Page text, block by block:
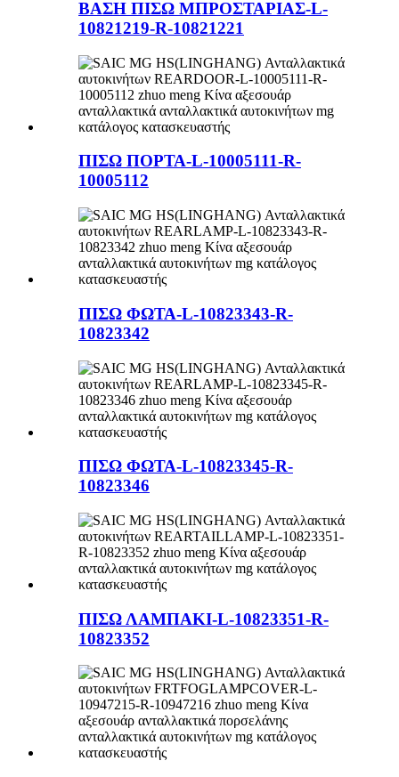
ΒΑΣΗ ΠΙΣΩ ΜΠΡΟΣΤΑΡΙΑΣ-L-
10821219-R-10821221
ΠΙΣΩ ΠΟΡΤΑ-L-10005111-R-
10005112
ΠΙΣΩ ΦΩΤΑ-L-10823343-R-
10823342
ΠΙΣΩ ΦΩΤΑ-L-10823345-R-
10823346
ΠΙΣΩ ΛΑΜΠΑΚΙ-L-10823351-R-
10823352